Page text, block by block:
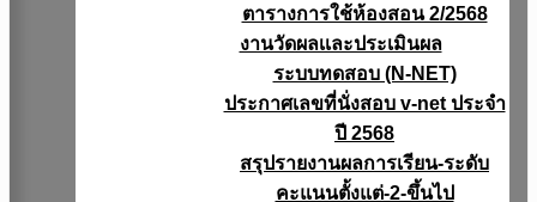
ตารางการใช้ห้องสอน 2/2568
งานวัดผลเเละประเมินผล
ระบบทดสอบ (N-NET)
ประกาศเลขที่นั่งสอบ v-net ประจำ
ปี 2568
สรุปรายงานผลการเรียน-ระดับ
คะแนนตั้งแต่-2-ขึ้นไป